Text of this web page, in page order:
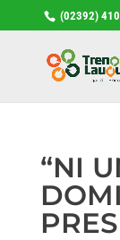
(02392)
“NI